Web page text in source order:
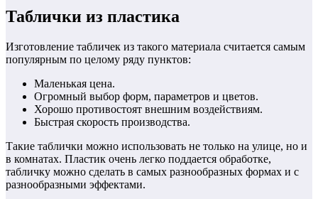
Таблички из пластика
Изготовление табличек из такого материала считается самым
популярным по целому ряду пунктов:
Маленькая цена.
Огромный выбор форм, параметров и цветов.
Хорошо противостоят внешним воздействиям.
Быстрая скорость производства.
Такие таблички можно использовать не только на улице, но и
в комнатах. Пластик очень легко поддается обработке,
табличку можно сделать в самых разнообразных формах и с
разнообразными эффектами.